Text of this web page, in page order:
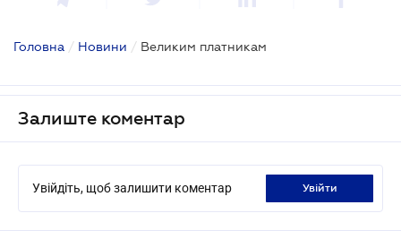
Головна / Новини / Великим платникам
Залиште коментар
Увійдіть, щоб залишити коментар увійти